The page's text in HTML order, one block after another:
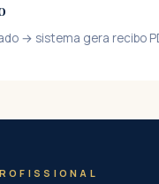
→ sistema gera recibo